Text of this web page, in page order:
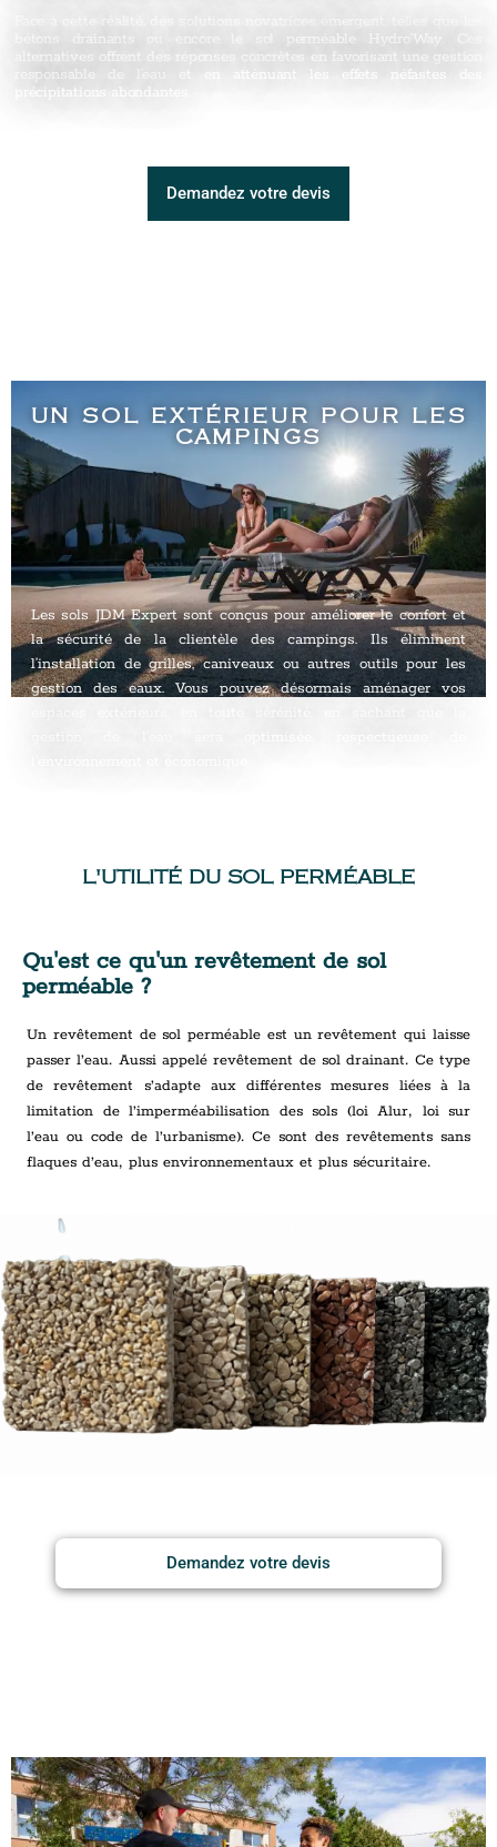
bétons drainants ou encore le sol perméable Hydro’Way. Ces
alternatives offrent des réponses concrètes en favorisant une gestion
responsable de l’eau et en atténuant les effets néfastes des
précipitations abondantes.
Demandez votre devis
UN SOL EXTÉRIEUR POUR LES
CAMPINGS
Les sols JDM Expert sont conçus pour améliorer le confort et
la sécurité de la clientèle des campings. Ils éliminent
l’installation de grilles, caniveaux ou autres outils pour les
gestion des eaux. Vous pouvez désormais aménager vos
L'UTILITÉ DU SOL PERMÉABLE
Qu'est ce qu'un revêtement de sol
perméable ?
Un revêtement de sol perméable est un revêtement qui laisse
passer l’eau. Aussi appelé revêtement de sol drainant. Ce type
de revêtement s’adapte aux différentes mesures liées à la
limitation de l’imperméabilisation des sols (loi Alur, loi sur
l’eau ou code de l’urbanisme). Ce sont des revêtements sans
flaques d’eau, plus environnementaux et plus sécuritaire.
Demandez votre devis